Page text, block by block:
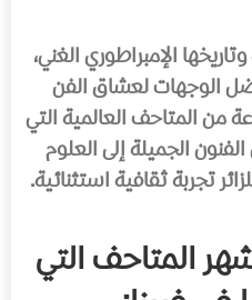
الإمبراطوري الغني،
الوجهات لعشاق الفن
من المتاحف العالمية التي
الجميلة إلى العلوم
تجربة ثقافية استثنائية.
المتاحف التي